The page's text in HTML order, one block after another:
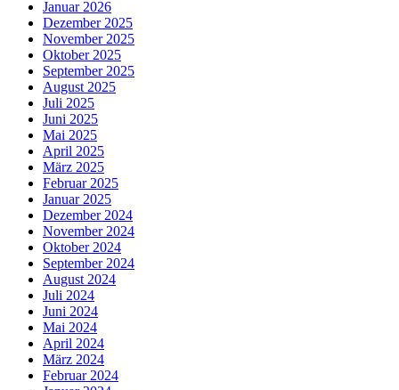
Januar 2026
Dezember 2025
November 2025
Oktober 2025
September 2025
August 2025
Juli 2025
Juni 2025
Mai 2025
April 2025
März 2025
Februar 2025
Januar 2025
Dezember 2024
November 2024
Oktober 2024
September 2024
August 2024
Juli 2024
Juni 2024
Mai 2024
April 2024
März 2024
Februar 2024